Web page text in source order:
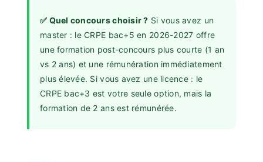
✅ Quel concours choisir ? Si vous avez un
master : le CRPE bac+5 en 2026-2027 offre
une formation post-concours plus courte (1 an
vs 2 ans) et une rémunération immédiatement
plus élevée. Si vous avez une licence : le
CRPE bac+3 est votre seule option, mais la
formation de 2 ans est rémunérée.